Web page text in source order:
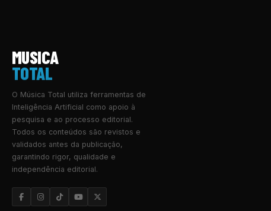
MUSICA
TOTAL
O Música Total utiliza ferramentas de
Inteligência Artificial como apoio à
pesquisa e ao processo editorial.
Todos os conteúdos são revistos e
validados antes da publicação,
garantindo rigor, qualidade e
independência editorial.